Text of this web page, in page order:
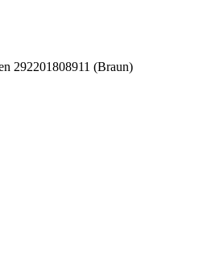
292201808911 (Braun)